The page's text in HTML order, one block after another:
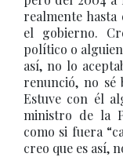
realmente
el gobierno.
político o
así, no lo
renunció, no
Estuve con él
ministro de la
como si fuera
creo que es así,